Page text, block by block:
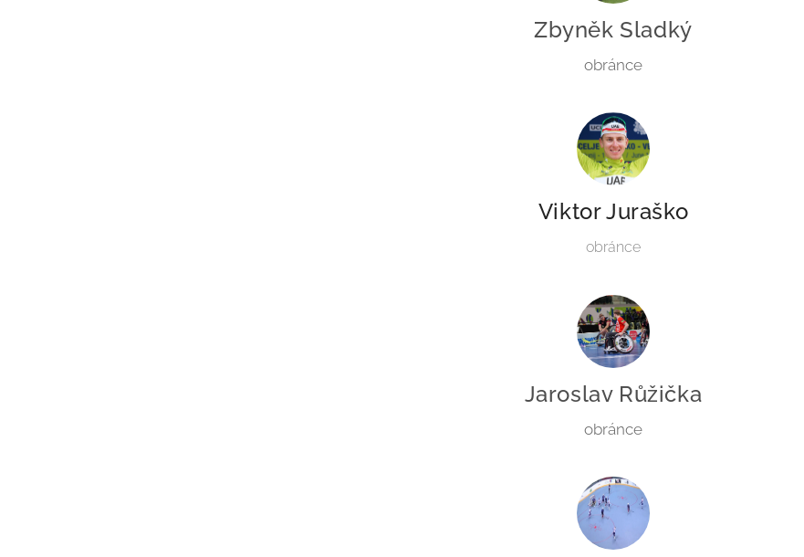
Zbyněk Sladký
obránce
Viktor Juraško
obránce
Jaroslav Růžička
obránce